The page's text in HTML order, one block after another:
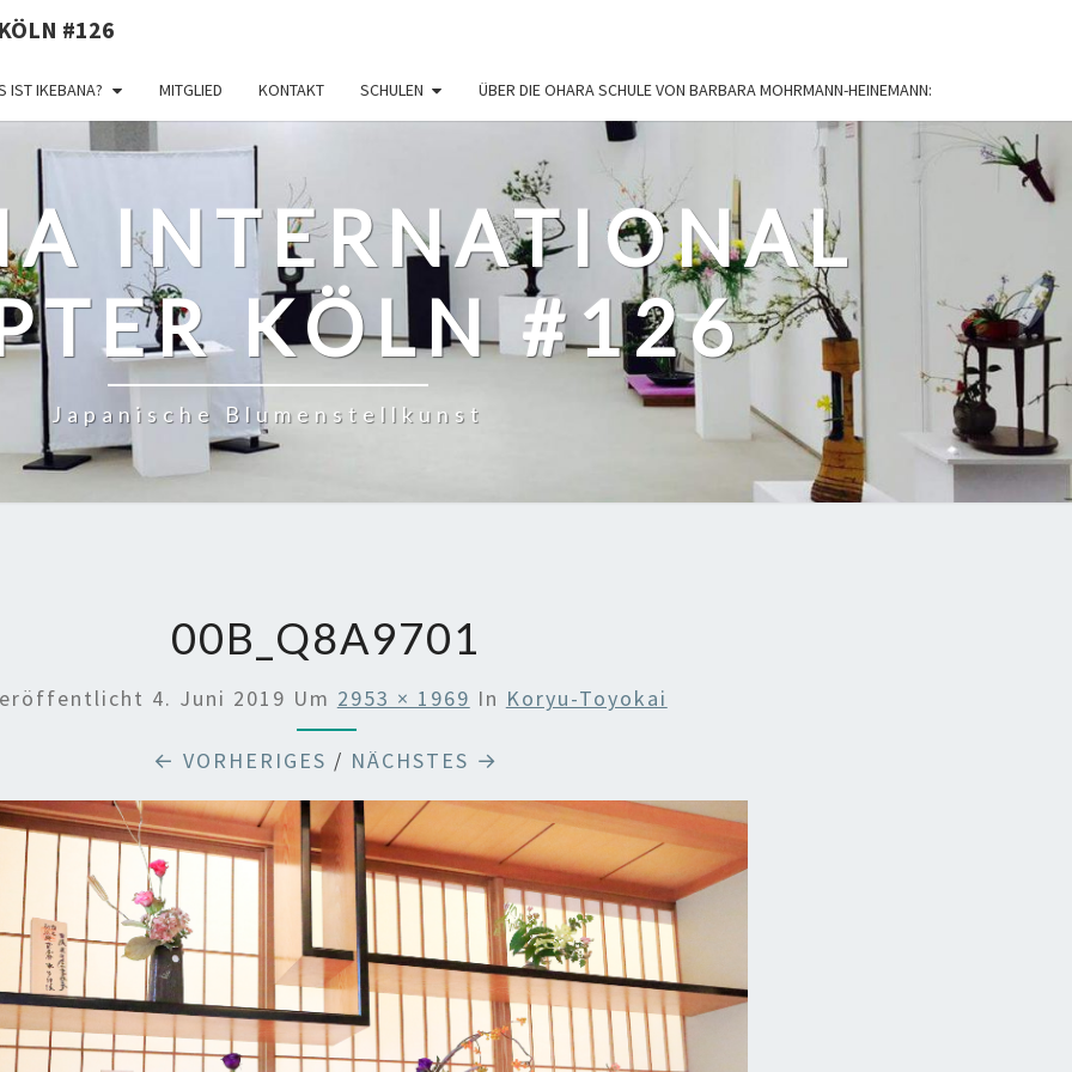
#126
IST IKEBANA? MITGLIED KONTAKT SCHULEN ÜBER DIE OHARA SCHULE VON BARBARA MOHRMANN-HEINEMANN:
INTERNATIONAL
KÖLN #126
Japanische Blumenstellkunst
00B_Q8A9701
4. Juni 2019 Um 2953 × 1969 In Koryu-Toyokai
← VORHERIGES / NÄCHSTES →